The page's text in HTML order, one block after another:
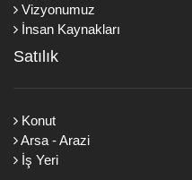
Vizyonumuz
İnsan Kaynakları
Satılık
Konut
Arsa - Arazi
İş Yeri